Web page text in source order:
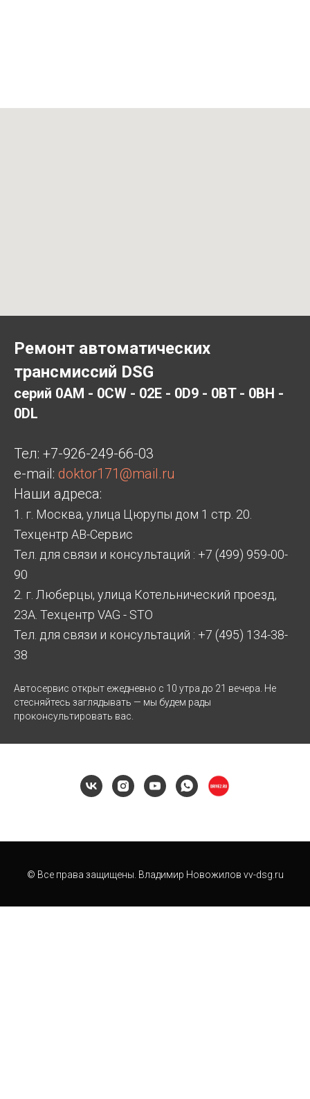
Ремонт автоматических
трансмиссий DSG
серий 0AM - 0CW - 02E - 0D9 - 0BT - 0BH -
0DL
Тел: +7-926-249-66-03
e-mail: doktor171@mail.ru
Наши адреса:
1. г. Москва, улица Цюрупы дом 1 стр. 20.
Техцентр АВ-Сервис
Тел. для связи и консультаций : +7 (499) 959-00-
90
2. г. Люберцы, улица Котельнический проезд,
23А. Техцентр VAG - STO
Тел. для связи и консультаций : +7 (495) 134-38-
38
Автосервис открыт ежедневно с 10 утра до 21 вечера. Не
стесняйтесь заглядывать — мы будем рады
проконсультировать вас.
© Все права защищены. Владимир Новожилов vv-dsg.ru